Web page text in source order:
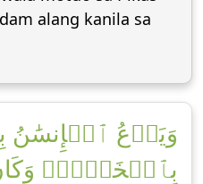
alang kanila sa
وَيَدۡعُ ٱلۡإِنسَٰنُ
بِٱلۡخَيۡرِۖ